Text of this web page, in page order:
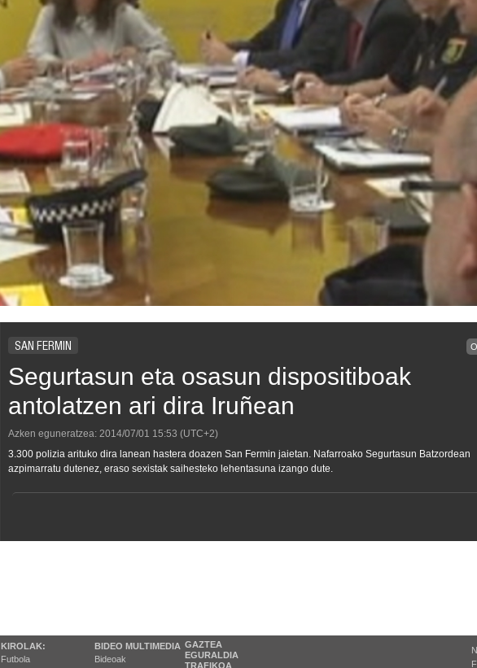
SAN FERMIN
Segurtasun eta osasun dispositiboak
antolatzen ari dira Iruñean
Azken eguneratzea: 2014/07/01 15:53 (UTC+2)
3.300 polizia arituko dira lanean hastera doazen San Fermin jaietan. Nafarroako Segurtasun Batzordean
azpimarratu dutenez, eraso sexistak saihesteko lehentasuna izango dute.
KIROLAK:
Futbola
BIDEO MULTIMEDIA
Bideoak
GAZTEA
EGURALDIA
TRAFIKOA